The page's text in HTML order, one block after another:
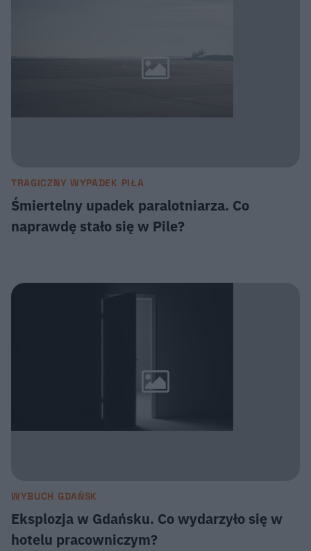
TRAGICZNY WYPADEK PIŁA
Śmiertelny upadek paralotniarza. Co
naprawdę stało się w Pile?
WYBUCH GDAŃSK
Eksplozja w Gdańsku. Co wydarzyło się w
hotelu pracowniczym?